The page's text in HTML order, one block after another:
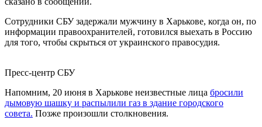
Сотрудники СБУ задержали мужчину в Харькове, когда он, по
информации правоохранителей, готовился выехать в Россию
для того, чтобы скрыться от украинского правосудия.
Пресс-центр СБУ
Напомним, 20 июня в Харькове неизвестные лица бросили
дымовую шашку и распылили газ в здание городского
совета. Позже произошли столкновения.